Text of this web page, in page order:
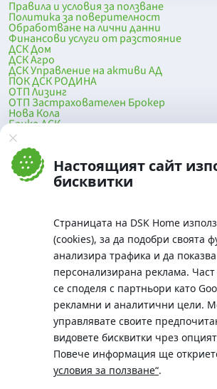
Настоящият сайт
бисквитки
Страницата на DSK Home
(cookies), за да подобри своята
анализира трафика и да показва
персонализирана реклама.
се споделя с партньори като
рекламни и аналитични цели.
управлявате своите
видовете бисквитки чрез
Повече информация ще
условия за ползване“.
Правила и условия за ползване
Политика за поверителност
Обработване на лични данни
Финансови услуги от разстояние
ДСК Дом
ДСК Агро
ДСК Управление на активи АД
ПОК ДСК РОДИНА
ОТП Лизинг
ОТП Застрахователен Брокер
Нова Кола
Банка ДСК
DSK Mobile
Оферти за продажба от Банка ДСК
Клонова мрежа и банкомати
До началото на страницата
Телефон:
0700 10 375 / *2375
Московска No.19 / ул. Г. Бенковски No. 5,
SWIFT/BIC: